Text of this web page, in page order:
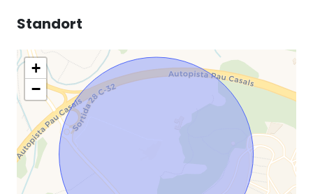
Standort
+
−